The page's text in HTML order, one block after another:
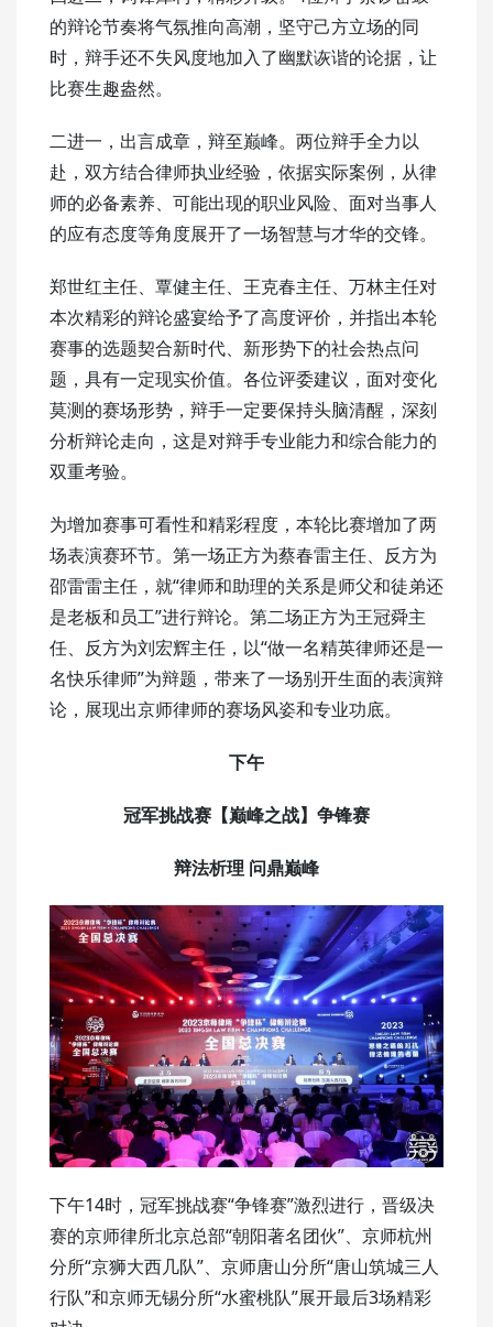
的辩论节奏将气氛推向高潮，坚守己方立场的同
时，辩手还不失风度地加入了幽默诙谐的论据，让
比赛生趣盎然。
二进一，出言成章，辩至巅峰。两位辩手全力以
赴，双方结合律师执业经验，依据实际案例，从律
师的必备素养、可能出现的职业风险、面对当事人
的应有态度等角度展开了一场智慧与才华的交锋。
郑世红主任、覃健主任、王克春主任、万林主任对
本次精彩的辩论盛宴给予了高度评价，并指出本轮
赛事的选题契合新时代、新形势下的社会热点问
题，具有一定现实价值。各位评委建议，面对变化
莫测的赛场形势，辩手一定要保持头脑清醒，深刻
分析辩论走向，这是对辩手专业能力和综合能力的
双重考验。
为增加赛事可看性和精彩程度，本轮比赛增加了两
场表演赛环节。第一场正方为蔡春雷主任、反方为
邵雷雷主任，就“律师和助理的关系是师父和徒弟还
是老板和员工”进行辩论。第二场正方为王冠舜主
任、反方为刘宏辉主任，以“做一名精英律师还是一
名快乐律师”为辩题，带来了一场别开生面的表演辩
论，展现出京师律师的赛场风姿和专业功底。
下午
冠军挑战赛【巅峰之战】争锋赛
辩法析理 问鼎巅峰
下午14时，冠军挑战赛“争锋赛”激烈进行，晋级决
赛的京师律所北京总部“朝阳著名团伙”、京师杭州
分所“京狮大西几队”、京师唐山分所“唐山筑城三人
行队”和京师无锡分所“水蜜桃队”展开最后3场精彩